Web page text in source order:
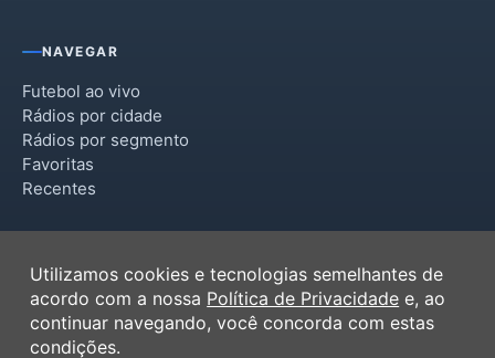
NAVEGAR
Futebol ao vivo
Rádios por cidade
Rádios por segmento
Favoritas
Recentes
Termos de Uso
Política de Privacidade
Ferramentas
Utilizamos cookies e tecnologias semelhantes de
acordo com a nossa Política de Privacidade e, ao
continuar navegando, você concorda com estas
condições.